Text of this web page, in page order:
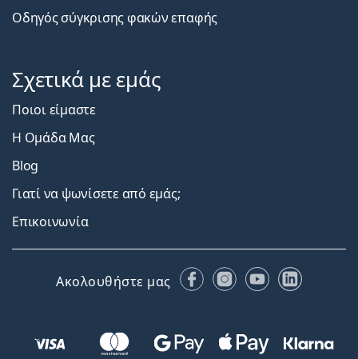
Οδηγός σύγκρισης φακών επαφής
Σχετικά με εμάς
Ποιοι είμαστε
Η Ομάδα Μας
Blog
Γιατί να ψωνίσετε από εμάς;
Επικοινωνία
Ακολουθήστε μας FacebookInstagram
YouTubeLinkedIn